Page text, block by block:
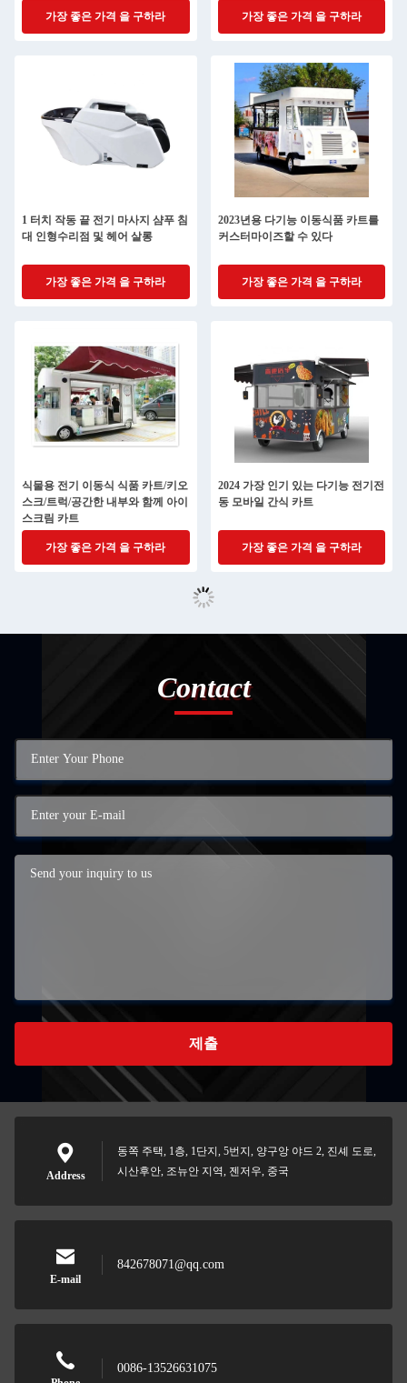
가장 좋은 가격 을 구하라 가장 좋은 가격 을 구하라
1 터치 작동 끝 전기 마사지 샴푸 침
대 인형수리점 및 헤어 살롱
가장 좋은 가격 을 구하라
2023년용 다기능 이동식품 카트를
커스터마이즈할 수 있다
가장 좋은 가격 을 구하라
식물용 전기 이동식 식품 카트/키오
스크/트럭/공간한 내부와 함께 아이
스크림 카트
가장 좋은 가격 을 구하라
2024 가장 인기 있는 다기능 전기전
동 모바일 간식 카트
가장 좋은 가격 을 구하라
Contact
제출
Address
동쪽 주택, 1층, 1단지, 5번지, 양구앙 야드 2, 진셰 도로,
시산후안, 조뉴안 지역, 젠저우, 중국
E-mail
842678071@qq.com
0086-13526631075